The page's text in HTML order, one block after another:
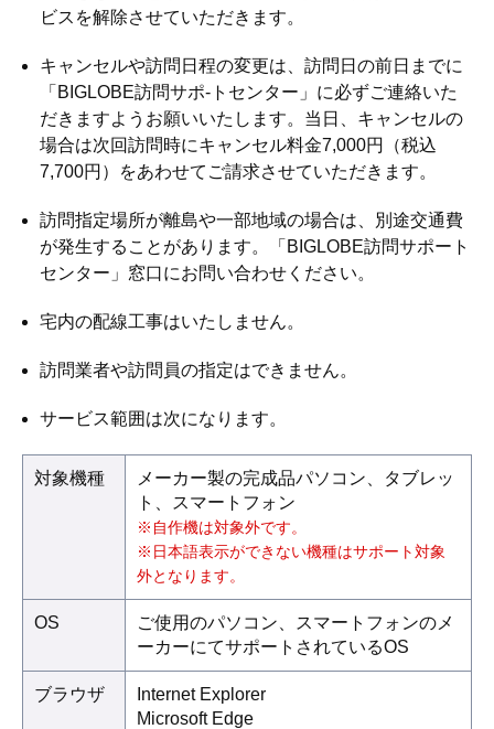
ビスを解除させていただきます。
キャンセルや訪問日程の変更は、訪問日の前日までに
「BIGLOBE訪問サポ-トセンター」に必ずご連絡いた
だきますようお願いいたします。当日、キャンセルの
場合は次回訪問時にキャンセル料金7,000円（税込
7,700円）をあわせてご請求させていただきます。
訪問指定場所が離島や一部地域の場合は、別途交通費
が発生することがあります。「BIGLOBE訪問サポート
センター」窓口にお問い合わせください。
宅内の配線工事はいたしません。
訪問業者や訪問員の指定はできません。
サービス範囲は次になります。
対象機種
メーカー製の完成品パソコン、タブレッ
ト、スマートフォン
※自作機は対象外です。
※日本語表示ができない機種はサポート対象
外となります。
OS
ご使用のパソコン、スマートフォンのメ
ーカーにてサポートされているOS
ブラウザ
Internet Explorer
Microsoft Edge